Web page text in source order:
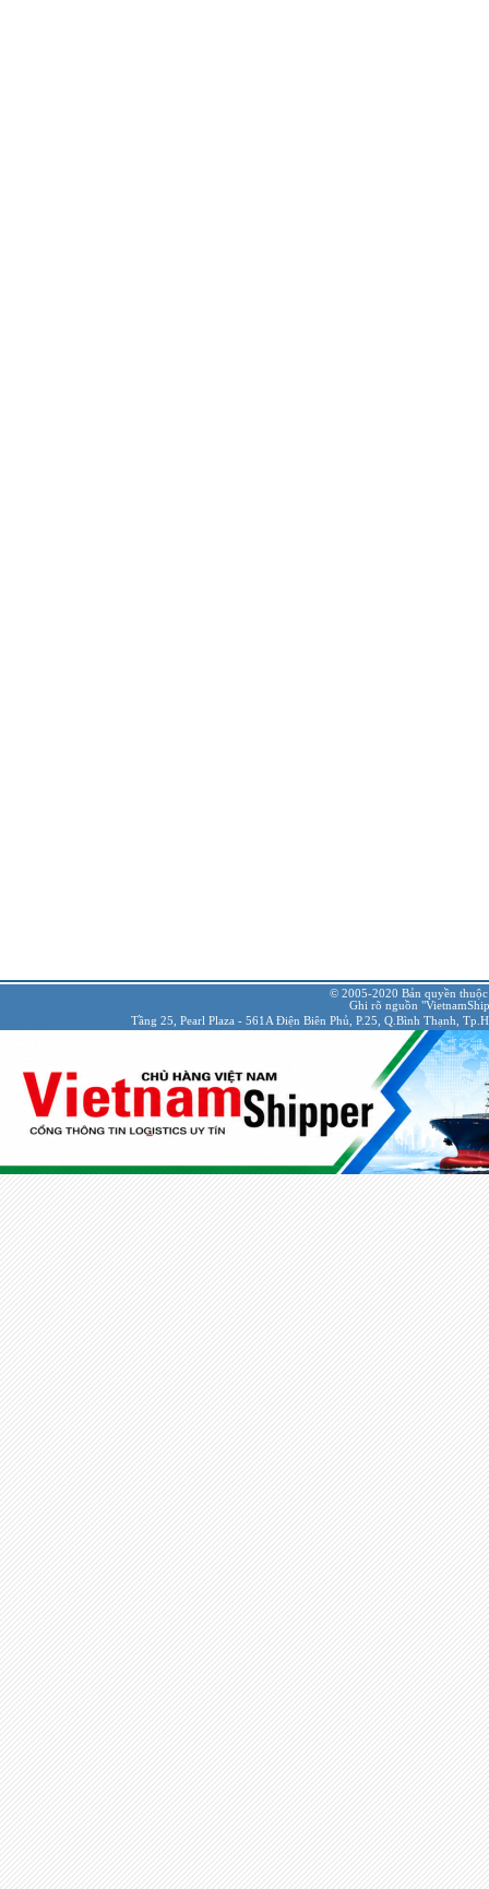
© 2005-2020 Bản quyền
Ghi rõ nguồn
Tầng 25, Pearl Plaza - 561A Điện Biên Phủ, P.25, Q.Bình Thạnh,